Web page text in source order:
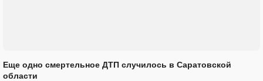
Еще одно смертельное ДТП случилось в Саратовской
области